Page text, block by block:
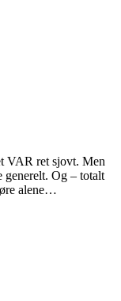
VAR ret sjovt. Men
Og – totalt
alene…